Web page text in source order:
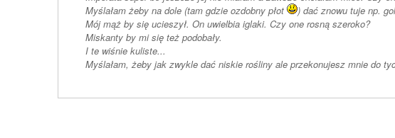
Myślałam żeby na dole (tam gdzie ozdobny płot
) dać znowu tuje np.
Mój mąż by się ucieszył. On uwielbia iglaki. Czy one rosną szeroko?
Miskanty by mi się też podobały.
I te wiśnie kuliste...
Myślałam, żeby jak zwykle dać niskie rośliny ale przekonujesz mnie do